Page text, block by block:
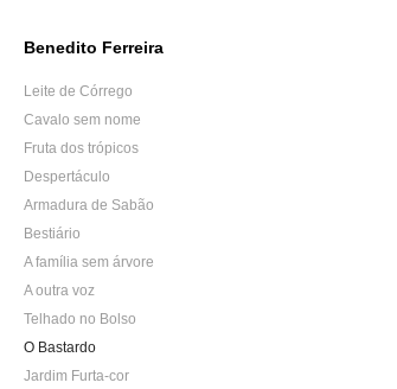
Benedito Ferreira
Leite de Córrego
Cavalo sem nome
Fruta dos trópicos
Despertáculo
Armadura de Sabão
Bestiário
A família sem árvore
A outra voz
Telhado no Bolso
O Bastardo
Jardim Furta-cor